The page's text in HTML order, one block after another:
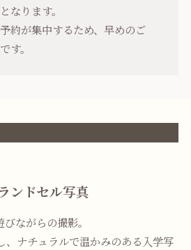
なります。
約が集中するため、早めのご
す。
ンドセル写真
ながらの撮影。
、ナチュラルで温かみのある入学写